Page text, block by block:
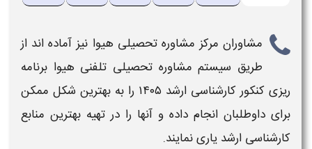
مشاوران مرکز مشاوره تحصیلی هیوا نیز آماده اند از
طریق سیستم مشاوره تحصیلی تلفنی هیوا برنامه
ریزی کنکور کارشناسی ارشد ۱۴۰۵
را به بهترین شکل ممکن
برای داوطلبان انجام داده و آنها را در تهیه بهترین منابع
کارشناسی ارشد یاری نمایند.